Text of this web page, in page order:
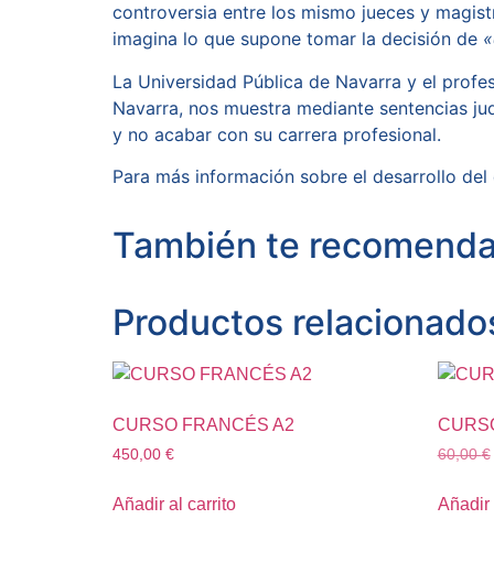
controversia entre los mismo jueces y
imagina lo que supone tomar la decisión de
La Universidad Pública de Navarra y el
Navarra, nos muestra mediante sentencias
y no acabar con su carrera profesional.
Para más información sobre el desarrollo
También te
Productos
CURSO FRANCÉS A2
450,00 €
Añadir al carrito
60,00€
Añadir